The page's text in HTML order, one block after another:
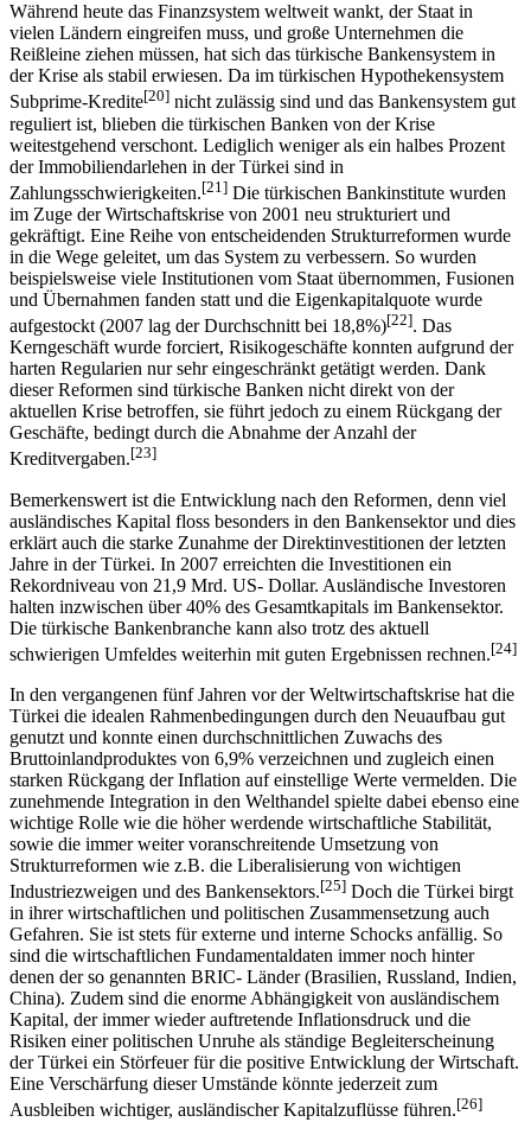
Während heute das Finanzsystem weltweit wankt, der Staat in
vielen Ländern eingreifen muss, und große Unternehmen die
Reißleine ziehen müssen, hat sich das türkische Bankensystem in
der Krise als stabil erwiesen. Da im türkischen Hypothekensystem
Subprime-Kredite[20] nicht zulässig sind und das Bankensystem gut
reguliert ist, blieben die türkischen Banken von der Krise
weitestgehend verschont. Lediglich weniger als ein halbes Prozent
der Immobiliendarlehen in der Türkei sind in
Zahlungsschwierigkeiten.[21] Die türkischen Bankinstitute wurden
im Zuge der Wirtschaftskrise von 2001 neu strukturiert und
gekräftigt. Eine Reihe von entscheidenden Strukturreformen wurde
in die Wege geleitet, um das System zu verbessern. So wurden
beispielsweise viele Institutionen vom Staat übernommen, Fusionen
und Übernahmen fanden statt und die Eigenkapitalquote wurde
aufgestockt (2007 lag der Durchschnitt bei 18,8%)[22]. Das
Kerngeschäft wurde forciert, Risikogeschäfte konnten aufgrund der
harten Regularien nur sehr eingeschränkt getätigt werden. Dank
dieser Reformen sind türkische Banken nicht direkt von der
aktuellen Krise betroffen, sie führt jedoch zu einem Rückgang der
Geschäfte, bedingt durch die Abnahme der Anzahl der
Kreditvergaben.[23]
Bemerkenswert ist die Entwicklung nach den Reformen, denn viel
ausländisches Kapital floss besonders in den Bankensektor und dies
erklärt auch die starke Zunahme der Direktinvestitionen der letzten
Jahre in der Türkei. In 2007 erreichten die Investitionen ein
Rekordniveau von 21,9 Mrd. US- Dollar. Ausländische Investoren
halten inzwischen über 40% des Gesamtkapitals im Bankensektor.
Die türkische Bankenbranche kann also trotz des aktuell
schwierigen Umfeldes weiterhin mit guten Ergebnissen rechnen.[24]
In den vergangenen fünf Jahren vor der Weltwirtschaftskrise hat die
Türkei die idealen Rahmenbedingungen durch den Neuaufbau gut
genutzt und konnte einen durchschnittlichen Zuwachs des
Bruttoinlandproduktes von 6,9% verzeichnen und zugleich einen
starken Rückgang der Inflation auf einstellige Werte vermelden. Die
zunehmende Integration in den Welthandel spielte dabei ebenso eine
wichtige Rolle wie die höher werdende wirtschaftliche Stabilität,
sowie die immer weiter voranschreitende Umsetzung von
Strukturreformen wie z.B. die Liberalisierung von wichtigen
Industriezweigen und des Bankensektors.[25] Doch die Türkei birgt
in ihrer wirtschaftlichen und politischen Zusammensetzung auch
Gefahren. Sie ist stets für externe und interne Schocks anfällig. So
sind die wirtschaftlichen Fundamentaldaten immer noch hinter
denen der so genannten BRIC- Länder (Brasilien, Russland, Indien,
China). Zudem sind die enorme Abhängigkeit von ausländischem
Kapital, der immer wieder auftretende Inflationsdruck und die
Risiken einer politischen Unruhe als ständige Begleiterscheinung
der Türkei ein Störfeuer für die positive Entwicklung der Wirtschaft.
Eine Verschärfung dieser Umstände könnte jederzeit zum
Ausbleiben wichtiger, ausländischer Kapitalzuflüsse führen.[26]